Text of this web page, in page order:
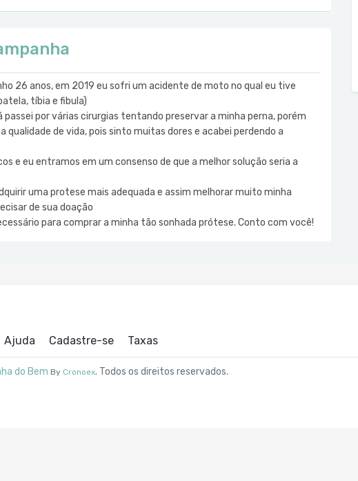
26 anos, em 2019 eu sofri um acidente de moto no qual eu tive
tíbia e fibula)
passei por várias cirurgias tentando preservar a minha perna, porém
qualidade de vida, pois sinto muitas dores e acabei perdendo a
e eu entramos em um consenso de que a melhor solução seria a
uma protese mais adequada e assim melhorar muito minha
de sua doação
para comprar a minha tão sonhada prótese. Conto com você!
Ajuda Cadastre-se Taxas
do Bem By Cronoex. Todos os direitos reservados.